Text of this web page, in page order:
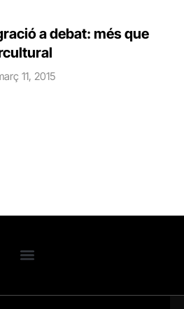
a debat: més que
11, 2015